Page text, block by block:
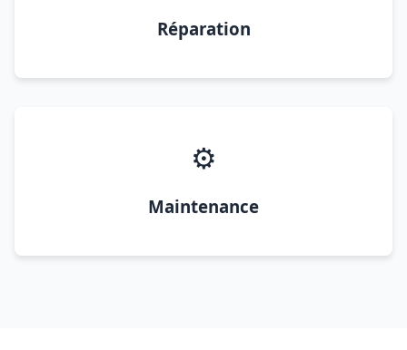
Réparation
⚙️
Maintenance